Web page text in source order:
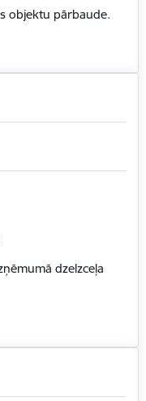
objektu pārbaude.
dzelzceļa